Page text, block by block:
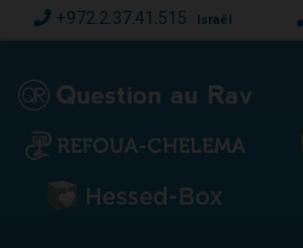
+972.2.37.41.515 Israël